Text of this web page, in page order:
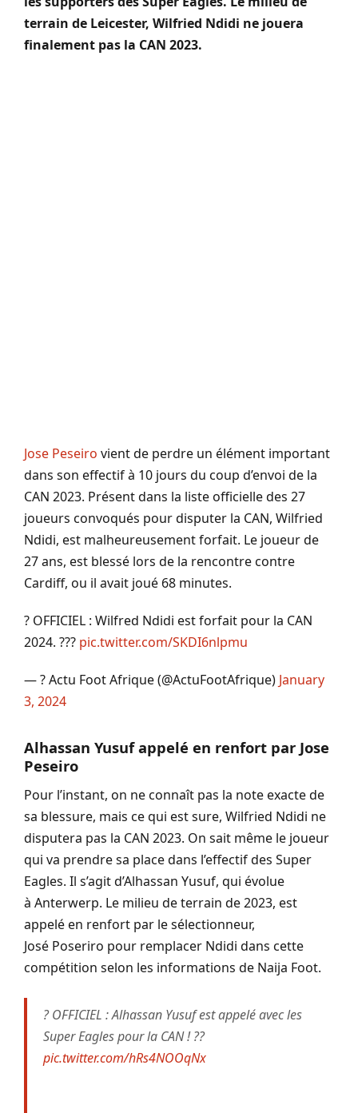
terrain de Leicester, Wilfried Ndidi ne jouera
finalement pas la CAN 2023.
Jose Peseiro vient de perdre un élément important
dans son effectif à 10 jours du coup d’envoi de la
CAN 2023. Présent dans la liste officielle des 27
joueurs convoqués pour disputer la CAN, Wilfried
Ndidi, est malheureusement forfait. Le joueur de
27 ans, est blessé lors de la rencontre contre
Cardiff, ou il avait joué 68 minutes.
? OFFICIEL : Wilfred Ndidi est forfait pour la CAN
2024. ??? pic.twitter.com/SKDI6nlpmu
— ? Actu Foot Afrique (@ActuFootAfrique) January
3, 2024
Alhassan Yusuf appelé en renfort par Jose
Peseiro
Pour l’instant, on ne connaît pas la note exacte de
sa blessure, mais ce qui est sure, Wilfried Ndidi ne
disputera pas la CAN 2023. On sait même le joueur
qui va prendre sa place dans l’effectif des Super
Eagles. Il s’agit d’Alhassan Yusuf, qui évolue
à Anterwerp. Le milieu de terrain de 2023, est
appelé en renfort par le sélectionneur,
José Poseriro pour remplacer Ndidi dans cette
compétition selon les informations de Naija Foot.
? OFFICIEL : Alhassan Yusuf est appelé avec les
Super Eagles pour la CAN ! ??
pic.twitter.com/hRs4NOOqNx